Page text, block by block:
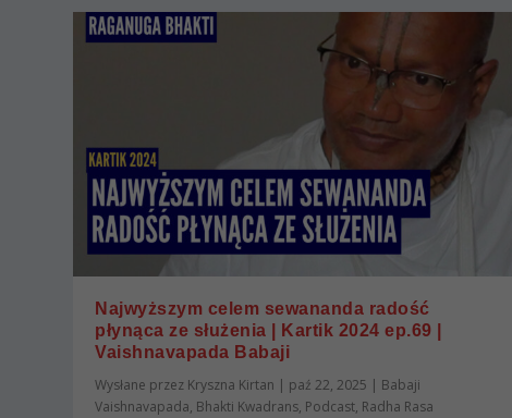
Najwyższym celem sewananda radość
płynąca ze służenia | Kartik 2024 ep.69 |
Vaishnavapada Babaji
Wysłane przez Kryszna Kirtan | paź 22, 2025 | Babaji
Vaishnavapada, Bhakti Kwadrans, Podcast, Radha Rasa